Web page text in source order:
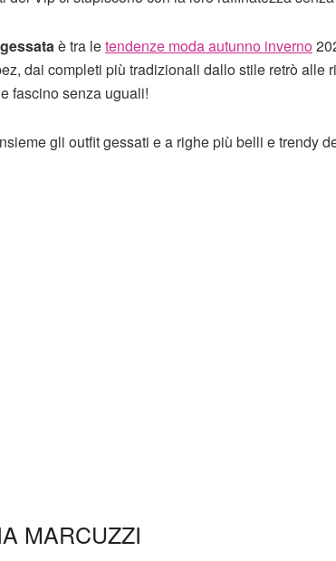
è tra letendenze moda autunno inverno
dai completi più tradizionali dallo stile retrò
fascino senza uguali!
gli outfit gessati e a righe più belli e trendy
MARCUZZI